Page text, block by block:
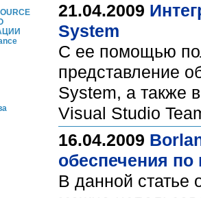
21.04.2009
System
С ее помощью
представление
System, а также
Visual Studio
16.04.2009
обеспечения
В данной статье